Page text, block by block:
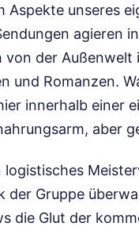
unseres
agieren
der
und Romanzen.
innerhalb einer
aber
der Gruppe
die Glut der